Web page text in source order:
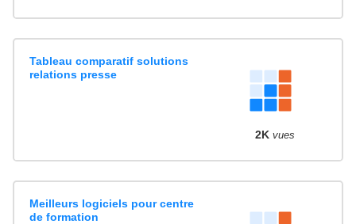
Tableau comparatif solutions
relations presse
2K vues
Meilleurs logiciels pour centre
de formation